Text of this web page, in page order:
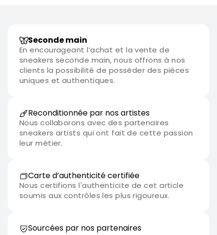
Seconde main
En encourageant l’achat et la vente de
sneakers seconde main, nous offrons à nos
clients la possibilité de posséder des pièces
uniques et authentiques.
Reconditionnée par nos artistes
Nous collaborons avec des partenaires
sneakers artists qui ont fait de cette passion
leur métier.
Carte d’authenticité certifiée
Nous certifions l'authenticite de cet article
soumis aux contrôles les plus rigoureux.
Sourcées par nos partenaires